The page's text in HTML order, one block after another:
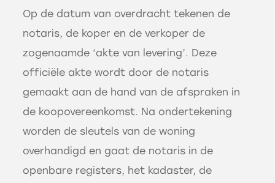
Op de datum van overdracht tekenen de
notaris, de koper en de verkoper de
zogenaamde ‘akte van levering’. Deze
officiële akte wordt door de notaris
gemaakt aan de hand van de afspraken in
de koopovereenkomst. Na ondertekening
worden de sleutels van de woning
overhandigd en gaat de notaris in de
openbare registers, het kadaster, de